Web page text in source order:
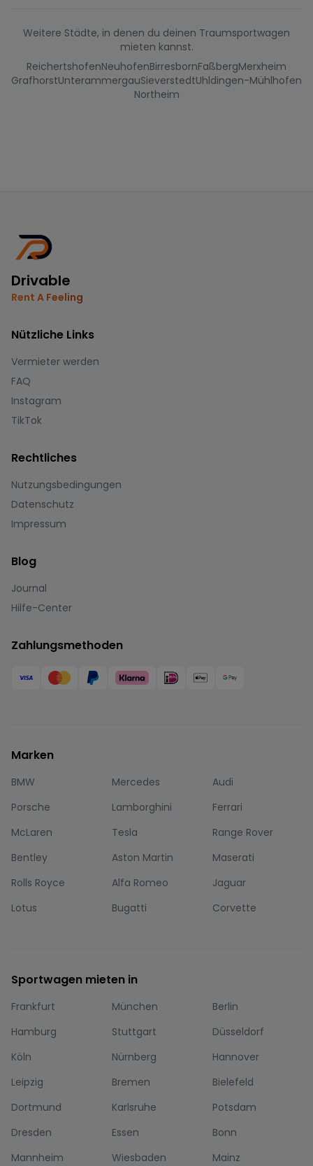
Weitere Städte, in denen du deinen Traumsportwagen
mieten kannst.
ReichertshofenNeuhofenBirresbornFaßbergMerxheim
GrafhorstUnterammergauSieverstedtUhldingen-Mühlhofen
Northeim
Drivable
Rent A Feeling
Nützliche Links
Vermieter werden
FAQ
Instagram
TikTok
Rechtliches
Nutzungsbedingungen
Datenschutz
Impressum
Blog
Journal
Hilfe-Center
Zahlungsmethoden
Marken
BMW Mercedes
Audi
Porsche
Lamborghini
Ferrari
McLaren
Tesla
Range Rover
Bentley
Aston Martin
Maserati
Rolls Royce
Alfa Romeo
Jaguar
Lotus
Bugatti Corvette
Sportwagen mieten in
Frankfurt München
Berlin
Hamburg
Stuttgart
Düsseldorf
Köln
Nürnberg
Hannover
Leipzig
Bremen
Bielefeld
Dortmund
Karlsruhe
Potsdam
Dresden
Essen
Bonn
Mannheim
Wiesbaden Mainz